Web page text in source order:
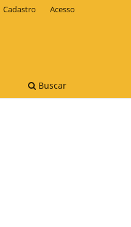
Buscar
Cadastro Acesso